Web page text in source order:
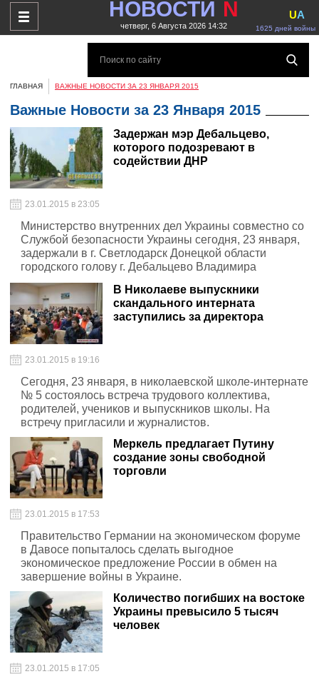
НОВОСТИ N
четверг, 6 Августа 2026 14:32 1625 дней войны
UA
ГЛАВНАЯ ВАЖНЫЕ НОВОСТИ ЗА 23 ЯНВАРЯ 2015
Важные Новости за 23 Января 2015
Задержан мэр Дебальцево,
которого подозревают в
содействии ДНР
23.01.2015 в 23:05
Министерство внутренних дел Украины совместно со
Службой безопасности Украины сегодня, 23 января,
задержали в г. Светлодарск Донецкой области
городского голову г. Дебальцево Владимира
Проценко.
В Николаеве выпускники
скандального интерната
заступились за директора
23.01.2015 в 19:16
Сегодня, 23 января, в николаевской школе-интернате
№ 5 состоялось встреча трудового коллектива,
родителей, учеников и выпускников школы. На
встречу пригласили и журналистов.
Меркель предлагает Путину
создание зоны свободной
торговли
23.01.2015 в 17:53
Правительство Германии на экономическом форуме
в Давосе попыталось сделать выгодное
экономическое предложение России в обмен на
завершение войны в Украине.
Количество погибших на востоке
Украины превысило 5 тысяч
человек
23.01.2015 в 17:05